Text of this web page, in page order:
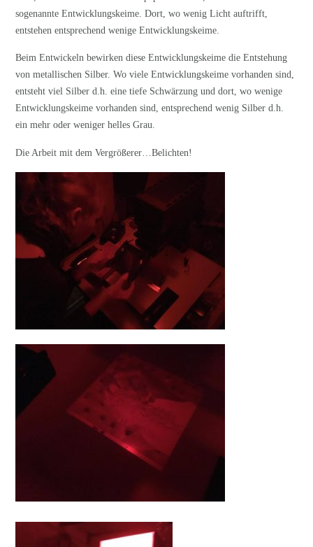
sogenannte Entwicklungskeime. Dort, wo wenig Licht auftrifft,
entstehen entsprechend wenige Entwicklungskeime.
Beim Entwickeln bewirken diese Entwicklungskeime die Entstehung
von metallischen Silber. Wo viele Entwicklungskeime vorhanden sind,
entsteht viel Silber d.h. eine tiefe Schwärzung und dort, wo wenige
Entwicklungskeime vorhanden sind, entsprechend wenig Silber d.h.
ein mehr oder weniger helles Grau.
Die Arbeit mit dem Vergrößerer…Belichten!